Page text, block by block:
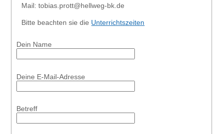
Mail: tobias.prott@hellweg-bk.de
Bitte beachten sie die Unterrichtszeiten
Dein Name
Deine E-Mail-Adresse
Betreff